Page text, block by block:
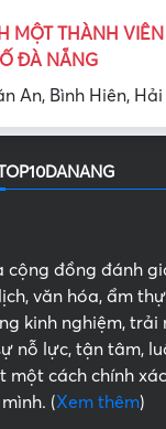
MỘT THÀNH
ĐÀ NẴNG
An, Bình Hiên,
cộng đồng đánh
văn hóa, ẩm
kinh nghiệm, trải
nỗ lực, tận tâm,
một cách chính
(Xem thêm)